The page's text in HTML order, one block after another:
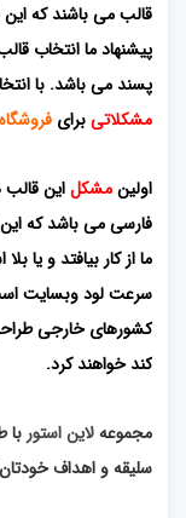
قالب می باشند که
پیشنهاد ما انتخاب
پسند می باشد. با
مشکلاتیبرای فروشگاه
اولینمشکلاین
فارسی می باشد که
ما از کار بیافتد و یا
سرعت لود وبسایت
کشورهای خارجی
کند خواهند کرد.
مجموعهلاین استور با
سلیقه و اهداف